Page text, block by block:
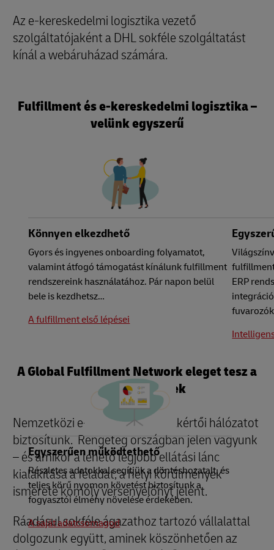
Az e-kereskedelmi logisztika vezető
szolgáltatójaként a DHL sokféle szolgáltatást
kínál a webáruházad számára.
Fulfillment és e-kereskedelmi logisztika –
velünk egyszerű
Könnyen elkezdhető
Gyors és ingyenes onboarding folyamatot,
valamint átfogó támogatást kínálunk fulfillment
rendszereink használatához. Pár napon belül
bele is kezdhetsz…
A fulfillment első lépései
ERP
Egyszerűen működtethető
Részletes adatokkal segítjük a döntéshozatalt, és
teljes körű nyomon követést biztosítunk a
fogyasztói élmény növelése érdekében.
A saját adatcsomagod
A Global Fulfillment Network eleget tesz a
helyi igényeknek
Nemzetközi e-kereskedelmi szakértői hálózatot
biztosítunk. Rengeteg országban jelen vagyunk
– és amikor a lehető legjobb ellátási lánc
kialakítása a feladat, a helyi körülmények
ismerete komoly versenyelőnyt jelent.
Ráadásul sokféle ágazathoz tartozó vállalattal
dolgozunk együtt, aminek köszönhetően az